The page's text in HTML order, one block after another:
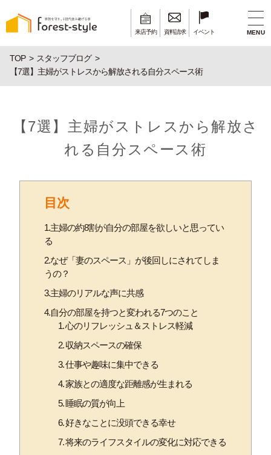
来店予約 資料請求 イベント MENU
TOP
スタッフブログ
【7選】主婦がストレスから解放される自分スペース術
【7選】主婦がストレスから解放さ
れる自分スペース術
目次
1.主婦の約8割が自分の部屋を欲しいと思ってい
る
2.なぜ「妻のスペース」が後回しにされてしま
うの？
3.主婦のリアルな声に共感
4.自分の部屋を持つと変われる7つのこと
1. 心のリフレッシュ＆ストレス軽減
2. 収納スペースの確保
3. 仕事や趣味に集中できる
4. 家族との適度な距離感が生まれる
5. 睡眠の質が向上
6. 好きなことに没頭できる幸せ
7. 将来のライフスタイルの変化に対応できる